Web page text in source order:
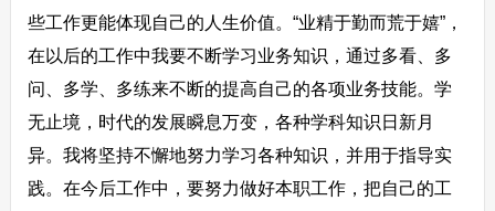
些工作更能体现自己的人生价值。“业精于勤而荒于嬉”，
在以后的工作中我要不断学习业务知识，通过多看、多
问、多学、多练来不断的提高自己的各项业务技能。学
无止境，时代的发展瞬息万变，各种学科知识日新月
异。我将坚持不懈地努力学习各种知识，并用于指导实
践。在今后工作中，要努力做好本职工作，把自己的工